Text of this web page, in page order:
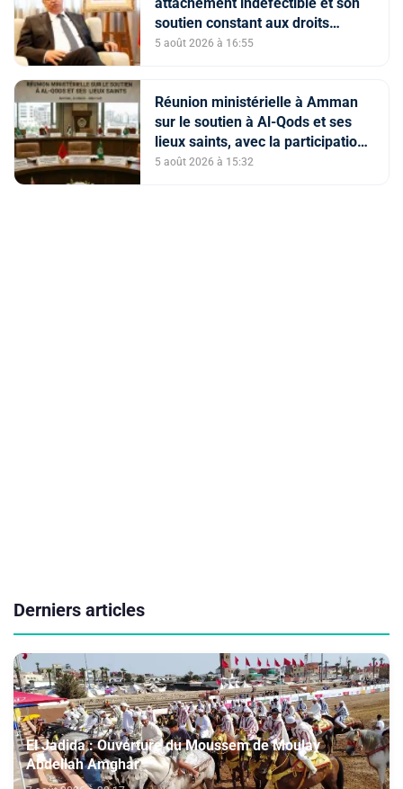
soutien constant aux droits
légitimes du peuple palestinien
5 août 2026 à 16:55
Réunion ministérielle à Amman
sur le soutien à Al-Qods et ses
lieux saints, avec la participation
du Maroc
5 août 2026 à 15:32
Derniers articles
El Jadida : Ouverture du Moussem de Moulay
Abdellah Amghar